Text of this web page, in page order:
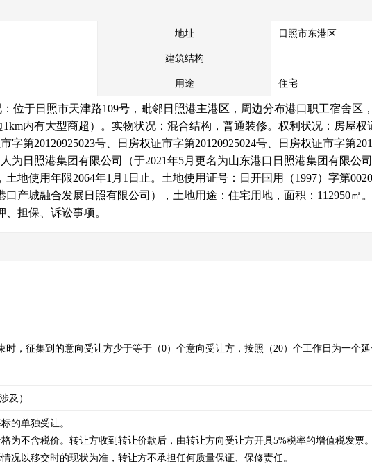
地址 日照市东港区
建筑结构
用途 住宅
位于日照市天津路109号，毗邻日照港主港区，周边分布港口职工宿舍区
内有大型商超）。实物状况：混合结构，普通装修。权利状况：房屋
字第20120925023号、日房权证市字第20120925024号、日房权证市字第
为日照港集团有限公司（于2021年5月更名为山东港口日照港集团有限公
地使用年限2064年1月1日止。土地使用证号：日开国用（1997）字第
口产城融合发展日照有限公司），土地用途：住宅用地，面积：112950㎡
担保、诉讼事项。
时，征集到的意向受让方少于等于（0）个意向受让方，按照（20）个工作日为一个
及）
的单独受让。
为不含税价。转让方收到转让价款后，由转让方向受让方开具5%税率的增值税发票。
况以移交时的现状为准，转让方不承担任何质量保证、保修责任。